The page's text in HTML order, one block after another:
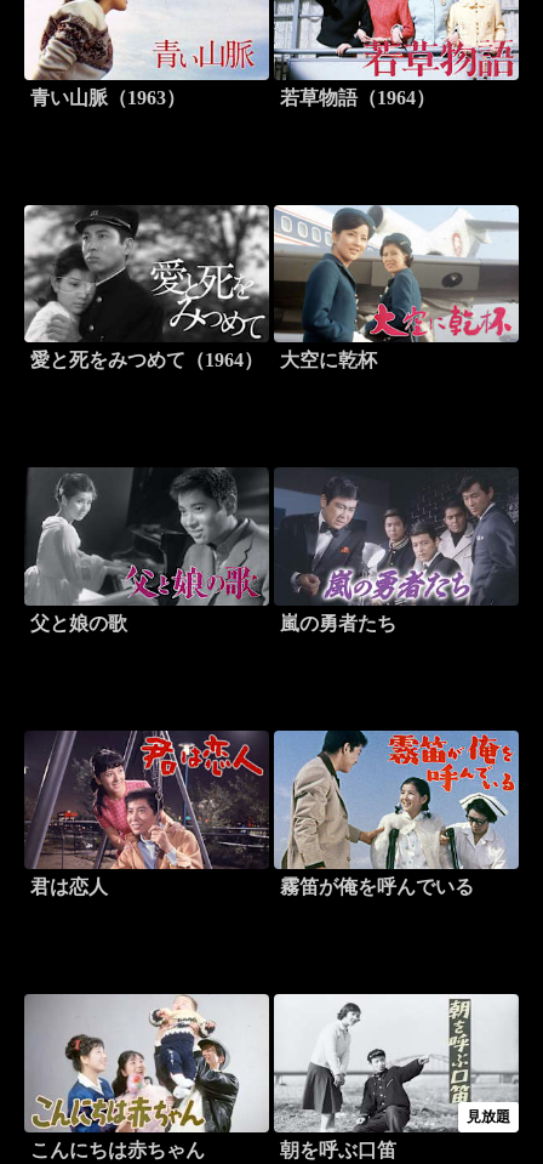
青い山脈（1963） 若草物語（1964）
愛と死をみつめて（1964） 大空に乾杯
父と娘の歌 嵐の勇者たち
君は恋人 霧笛が俺を呼んでいる
こんにちは赤ちゃん
見放題
朝を呼ぶ口笛